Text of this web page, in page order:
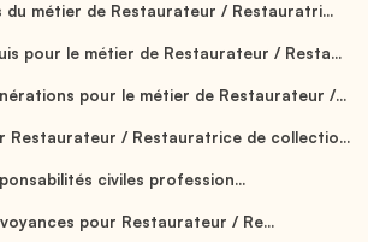
métier de Restaurateur / Restauratri...
pour le métier de Restaurateur / Resta...
pour le métier de Restaurateur /...
Restaurateur / Restauratrice de collectio...
civiles profession...
pour Restaurateur / Re...